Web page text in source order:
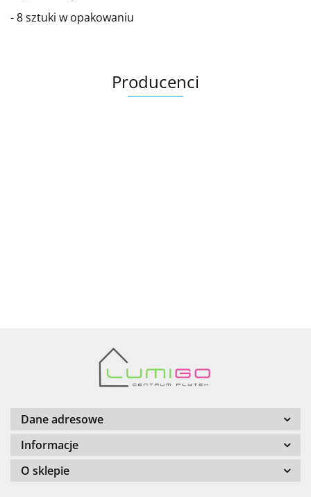
- 8 sztuki w opakowaniu
Producenci
Barwolf
Dane adresowe
Informacje
O sklepie